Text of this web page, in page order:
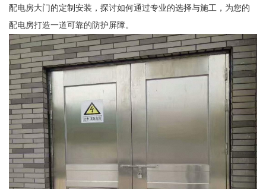
配电房大门的定制安装，探讨如何通过专业的选择与施工，为您的
配电房打造一道可靠的防护屏障。